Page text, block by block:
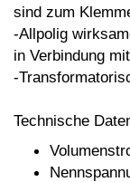
sind zum
-Allpolig
in Verbindung
-
Technische